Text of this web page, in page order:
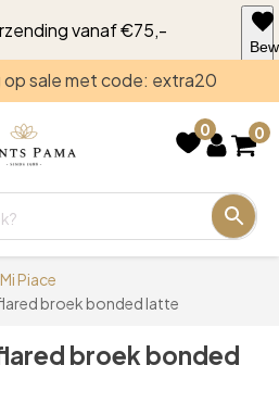
vanaf €75,-
sale met code: extra20
0 0
Mi Piace
broek bonded latte
broek bonded
voor